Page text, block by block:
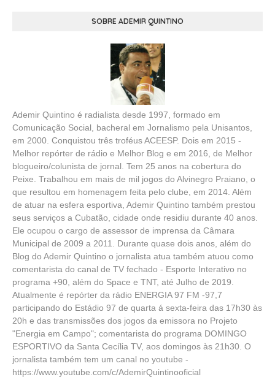
SOBRE ADEMIR QUINTINO
Ademir Quintino é radialista desde 1997, formado em
Comunicação Social, bacheral em Jornalismo pela Unisantos,
em 2000. Conquistou três troféus ACEESP. Dois em 2015 -
Melhor repórter de rádio e Melhor Blog e em 2016, de Melhor
blogueiro/colunista de jornal. Tem 25 anos na cobertura do
Peixe. Trabalhou em mais de mil jogos do Alvinegro Praiano, o
que resultou em homenagem feita pelo clube, em 2014. Além
de atuar na esfera esportiva, Ademir Quintino também prestou
seus serviços a Cubatão, cidade onde residiu durante 40 anos.
Ele ocupou o cargo de assessor de imprensa da Câmara
Municipal de 2009 a 2011. Durante quase dois anos, além do
Blog do Ademir Quintino o jornalista atua também atuou como
comentarista do canal de TV fechado - Esporte Interativo no
programa +90, além do Space e TNT, até Julho de 2019.
Atualmente é repórter da rádio ENERGIA 97 FM -97,7
participando do Estádio 97 de quarta á sexta-feira das 17h30 às
20h e das transmissões dos jogos da emissora no Projeto
"Energia em Campo"; comentarista do programa DOMINGO
ESPORTIVO da Santa Cecília TV, aos domingos às 21h30. O
jornalista também tem um canal no youtube -
https://www.youtube.com/c/AdemirQuintinooficial